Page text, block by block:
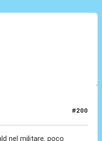
#200
nel militare. poco